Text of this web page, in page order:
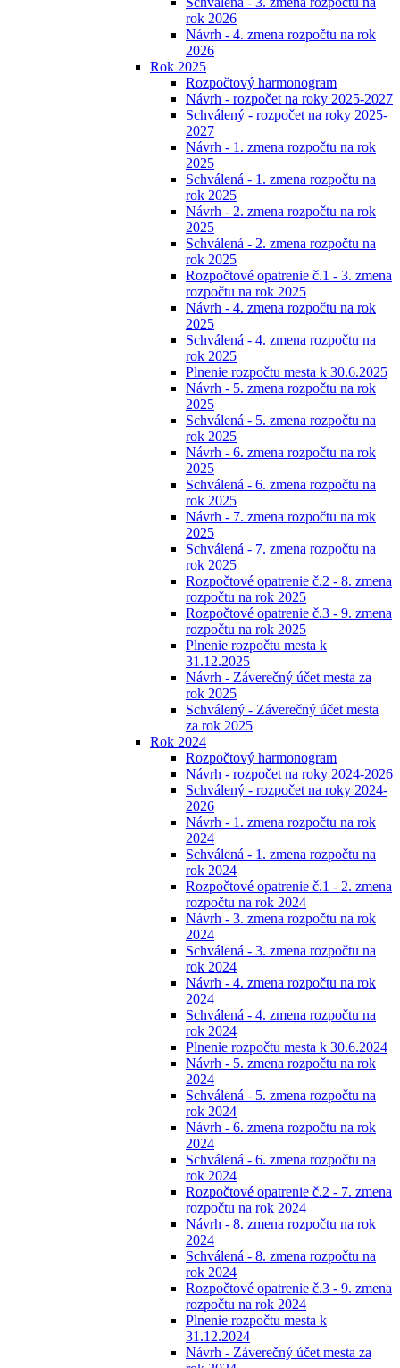
rok 2026
Návrh - 4. zmena rozpočtu na rok
2026
Rok 2025
Rozpočtový harmonogram
Návrh - rozpočet na roky 2025-2027
Schválený - rozpočet na roky 2025-
2027
Návrh - 1. zmena rozpočtu na rok
2025
Schválená - 1. zmena rozpočtu na
rok 2025
Návrh - 2. zmena rozpočtu na rok
2025
Schválená - 2. zmena rozpočtu na
rok 2025
Rozpočtové opatrenie č.1 - 3. zmena
rozpočtu na rok 2025
Návrh - 4. zmena rozpočtu na rok
2025
Schválená - 4. zmena rozpočtu na
rok 2025
Plnenie rozpočtu mesta k 30.6.2025
Návrh - 5. zmena rozpočtu na rok
2025
Schválená - 5. zmena rozpočtu na
rok 2025
Návrh - 6. zmena rozpočtu na rok
2025
Schválená - 6. zmena rozpočtu na
rok 2025
Návrh - 7. zmena rozpočtu na rok
2025
Schválená - 7. zmena rozpočtu na
rok 2025
Rozpočtové opatrenie č.2 - 8. zmena
rozpočtu na rok 2025
Rozpočtové opatrenie č.3 - 9. zmena
rozpočtu na rok 2025
Plnenie rozpočtu mesta k
31.12.2025
Návrh - Záverečný účet mesta za
rok 2025
Schválený - Záverečný účet mesta
za rok 2025
Rok 2024
Rozpočtový harmonogram
Návrh - rozpočet na roky 2024-2026
Schválený - rozpočet na roky 2024-
2026
Návrh - 1. zmena rozpočtu na rok
2024
Schválená - 1. zmena rozpočtu na
rok 2024
Rozpočtové opatrenie č.1 - 2. zmena
rozpočtu na rok 2024
Návrh - 3. zmena rozpočtu na rok
2024
Schválená - 3. zmena rozpočtu na
rok 2024
Návrh - 4. zmena rozpočtu na rok
2024
Schválená - 4. zmena rozpočtu na
rok 2024
Plnenie rozpočtu mesta k 30.6.2024
Návrh - 5. zmena rozpočtu na rok
2024
Schválená - 5. zmena rozpočtu na
rok 2024
Návrh - 6. zmena rozpočtu na rok
2024
Schválená - 6. zmena rozpočtu na
rok 2024
Rozpočtové opatrenie č.2 - 7. zmena
rozpočtu na rok 2024
Návrh - 8. zmena rozpočtu na rok
2024
Schválená - 8. zmena rozpočtu na
rok 2024
Rozpočtové opatrenie č.3 - 9. zmena
rozpočtu na rok 2024
Plnenie rozpočtu mesta k
31.12.2024
Návrh - Záverečný účet mesta za